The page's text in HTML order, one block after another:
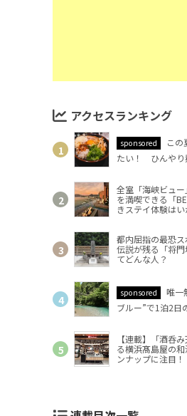
アクセスランキング
sponsored
この
たい！ ひんやり
全室「海峡ビュ
を満喫できる「
きステイ体験はい
都内屈指の最恐
伝説が残る「将
てどんな人？
sponsored
唯一
ブルー”で1泊2日
【連載】「酒呑
る横浜髙島屋の
ンナップに注目！